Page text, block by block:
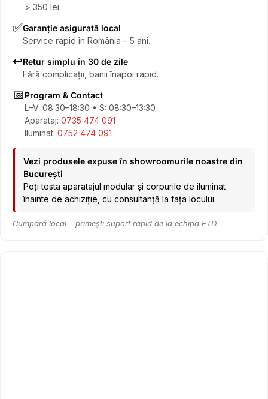
> 350 lei.
✅Garanție asigurată local
Service rapid în România – 5 ani.
↩️Retur simplu în 30 de zile
Fără complicații, banii înapoi rapid.
📅Program & Contact
L–V: 08:30–18:30 • S: 08:30–13:30
Aparataj: 0735 474 091
Iluminat: 0752 474 091
Vezi produsele expuse în showroomurile noastre din
București
Poți testa aparatajul modular și corpurile de iluminat
înainte de achiziție, cu consultanță la fața locului.
Cumpără local – primești suport rapid de la echipa ETD.